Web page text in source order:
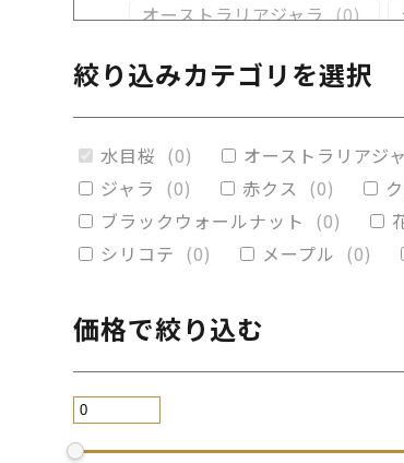
オーストラリアジャラ (0)
クラロウォールナット
0
ブラックウォールナット
(0)
絞り込みカテゴリを選択
水目桜 (0) オーストラリアジ
ジャラ (0) 赤クス (0)
ブラックウォールナット (0)
シリコテ (0) メープル (0)
価格で絞り込む